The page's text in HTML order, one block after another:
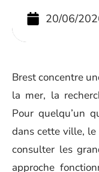
20/06/
Brest concentre
la mer, la
Pour quelqu’un
dans cette ville, le
consulter les
approche